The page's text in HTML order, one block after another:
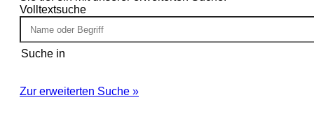
Volltextsuche
Suche in
Zur erweiterten Suche